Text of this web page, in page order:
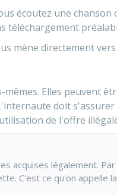
écoutez une chanson
téléchargement
mène directement
Elles peuvent
doit s'assurer
de l'offre
acquises légalement.
C'est ce qu'on appelle la